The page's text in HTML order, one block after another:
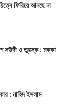
ফিরিয়ে আনছে না
সউদী ও তুরস্ক : মক্কা
: নাহিদ ইসলাম